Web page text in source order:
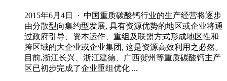
2015年6月4日 · 中国重质碳酸钙行业的生产经营将逐步
由分散型向集约型发展, 具有资源优势的地区或企业将通
过政府引导、资本运作、重组及联盟方式形成地区性和
跨区域的大企业或企业集团, 这是资源高效利用之必然。
目前,浙江长兴、浙江建德、广西贺州等重质碳酸钙主产
区已初步完成了企业重组优化 ...